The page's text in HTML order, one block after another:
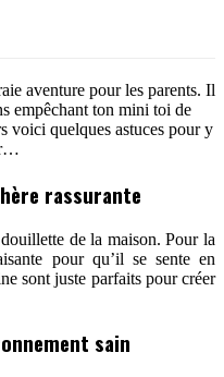
aventure pour les parents. Il
empêchant ton mini toi de
voici quelques astuces pour y
rassurante
de la maison. Pour la
pour qu’il se sente en
sont juste parfaits pour créer
sain